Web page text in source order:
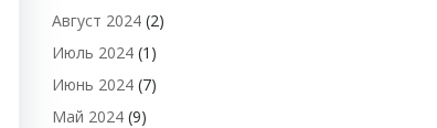
Август 2024 (2)
Июль 2024 (1)
Июнь 2024 (7)
Май 2024 (9)